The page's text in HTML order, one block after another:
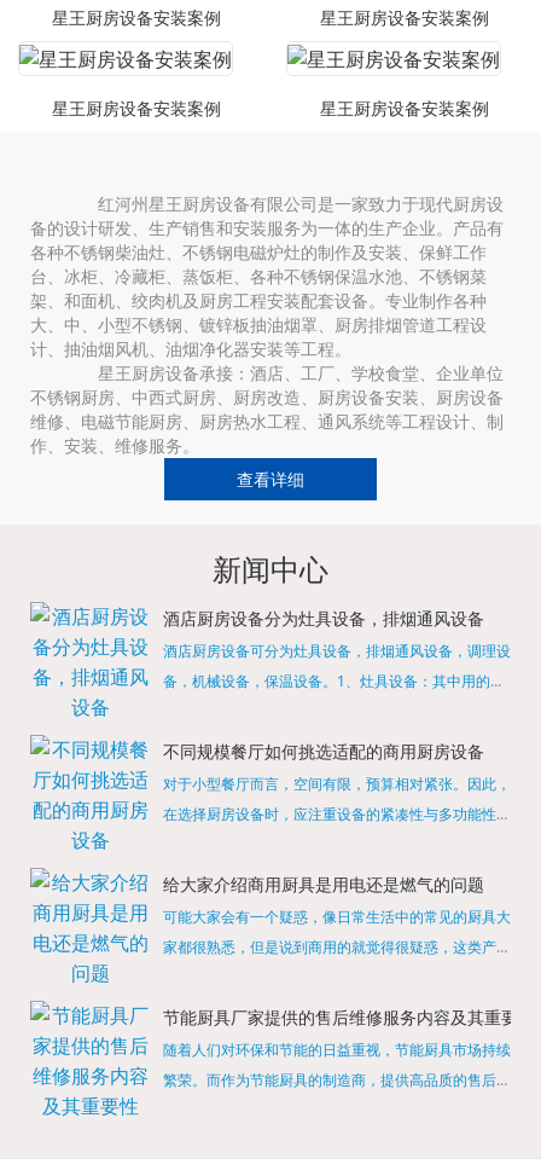
星王厨房设备安装案例 星王厨房设备安装案例
星王厨房设备安装案例 星王厨房设备安装案例
红河州星王厨房设备有限公司是一家致力于现代厨房设
备的设计研发、生产销售和安装服务为一体的生产企业。产品有
各种不锈钢柴油灶、不锈钢电磁炉灶的制作及安装、保鲜工作
台、冰柜、冷藏柜、蒸饭柜、各种不锈钢保温水池、不锈钢菜
架、和面机、绞肉机及厨房工程安装配套设备。专业制作各种
大、中、小型不锈钢、镀锌板抽油烟罩、厨房排烟管道工程设
计、抽油烟风机、油烟净化器安装等工程。
星王厨房设备承接：酒店、工厂、学校食堂、企业单位
不锈钢厨房、中西式厨房、厨房改造、厨房设备安装、厨房设备
维修、电磁节能厨房、厨房热水工程、通风系统等工程设计、制
作、安装、维修服务。
查看详细
新闻中心
酒店厨房设备分为灶具设备，排烟通风设备
酒店厨房设备可分为灶具设备，排烟通风设备，调理设
备，机械设备，保温设备。1、灶具设备：其中用的较
缺少的，经过相关检测证明的合格设备才能进行使用，
不同规模餐厅如何挑选适配的商用厨房设备
对于小型餐厅而言，空间有限，预算相对紧张。因此，
在选择厨房设备时，应注重设备的紧凑性与多功能性。
烹饪设备，既能节省空间，又能满足多样化的烹饪需
给大家介绍商用厨具是用电还是燃气的问题
可能大家会有一个疑惑，像日常生活中的常见的厨具大
家都很熟悉，但是说到商用的就觉得很疑惑，这类产品
店用的就是商用的吗?还真别说，真被大家猜对了，这
节能厨具厂家提供的售后维修服务内容及其重要性
随着人们对环保和节能的日益重视，节能厨具市场持续
繁荣。而作为节能厨具的制造商，提供高品质的售后维